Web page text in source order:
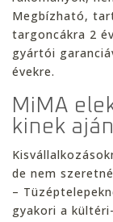
Megbízható,
targoncákra 2
gyártói
évekre.
MiMA
kinek
de nem
–
gyakori a